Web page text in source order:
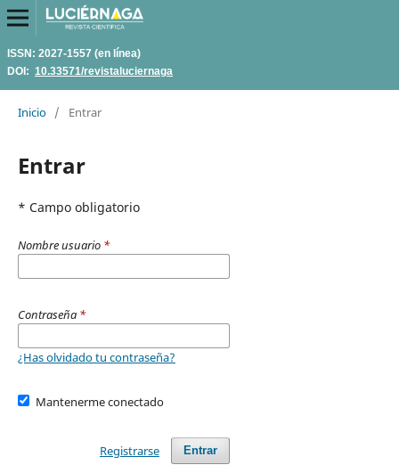
ISSN: 2027-1557 (en línea)
DOI: 10.33571/revistaluciernaga
Inicio / Entrar
Entrar
* Campo obligatorio
Nombre usuario *
Contraseña *
¿Has olvidado tu contraseña?
Mantenerme conectado
Entrar
Registrarse